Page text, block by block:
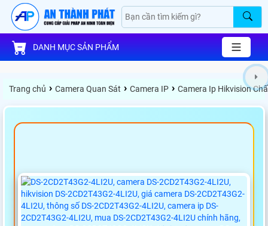
DANH MỤC SẢN PHẨM
Trang chủ › Camera Quan Sát › Camera IP › Camera Ip Hikvision